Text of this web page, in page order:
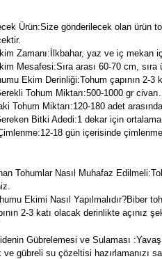
Ürün:Size gönderilecek olan ürün
Zamanı:İlkbahar, yaz ve iç mekan
Mesafesi:Sıra arası 60-70 cm,
Ekim Derinliği:Tohum çapının 2-
Tohum Miktarı:500-1000 gr civarı.
Tohum Miktarı:120-180 adet
Bitki Adedi:1 dekar için
18 gün içerisinde
Tohumlar Nasıl Muhafaz
Ekimi Nasıl Yapılmalıdır?Biber
2-3 katı olacak derinlikte açınız
Gübrelemesi ve Sulaması
ve gübreli su çözeltisi hazırlamanızı